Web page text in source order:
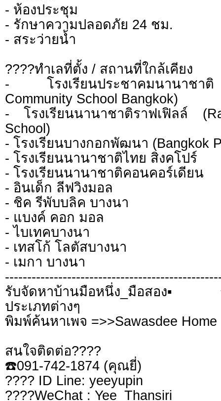
- ห้องประชุม
- รักษาความปลอดภัย 24 ชม.
- สระว่ายน้ำ
????ทำเลที่ตั้ง / สถานที่ใกล้เคียง
- โรงเรียนประชาคมนานาชา
Community School Bangkok)
- โรงเรียนนานาชาติราฟเฟิลล์
School)
- โรงเรียนบางกอกพัฒนา (Bangkok
- โรงเรียนนานาชาติไทย สิงคโปร์
- โรงเรียนนานาชาติคอนคอร์เดียน
- อินเด็ก ลีฟวิงมอล
- ชิค รีพับบลิค บางนา
- แบงค์ คอก มอล
- ไบเทคบางนา
- เทสโก้ โลตัสบางนา
- เมกา บางนา
รับจัดหาบ้านมือหนึ่ง_มือสอง▪️รั
ประเภทต่างๆ
พิมพ์ค้นหาเพจ =>>Sawasdee Home
สนใจติดต่อ????
☎️091-742-1874 (คุณยี่)
???? ID Line: yeeyupin
????WeChat : Yee_Thansiri